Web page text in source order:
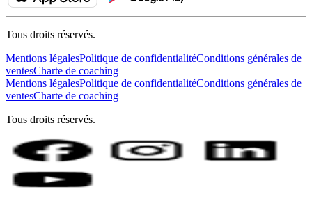
Tous droits réservés.
Mentions légalesPolitique de confidentialitéConditions générales de
ventesCharte de coaching
Mentions légalesPolitique de confidentialitéConditions générales de
ventesCharte de coaching
Tous droits réservés.